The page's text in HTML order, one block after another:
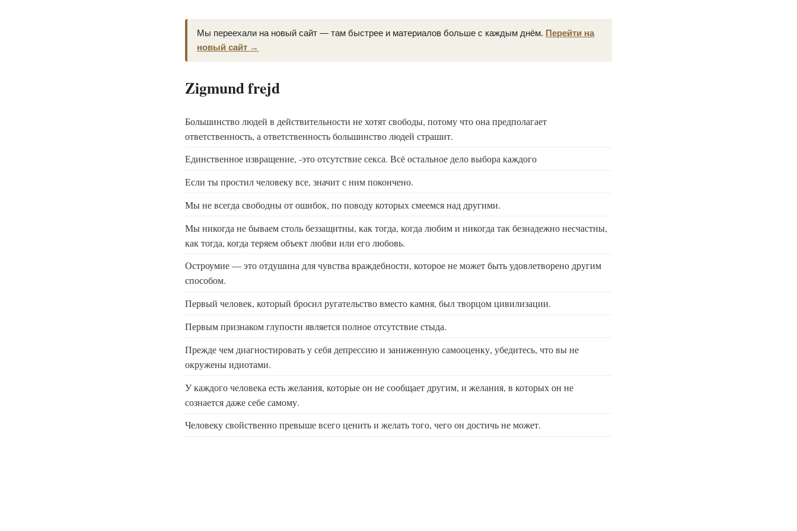
Мы переехали на новый сайт — там быстрее и материалов больше с каждым днём. Перейти на
новый сайт →
Zigmund frejd
Большинство людей в действительности не хотят свободы, потому что она предполагает
ответственность, а ответственность большинство людей страшит.
Единственное извращение, -это отсутствие секса. Всё остальное дело выбора каждого
Если ты простил человеку все, значит с ним покончено.
Мы не всегда свободны от ошибок, по поводу которых смеемся над другими.
Мы никогда не бываем столь беззащитны, как тогда, когда любим и никогда так безнадежно несчастны,
как тогда, когда теряем объект любви или его любовь.
Остроумие — это отдушина для чувства враждебности, которое не может быть удовлетворено другим
способом.
Первый человек, который бросил ругательство вместо камня, был творцом цивилизации.
Первым признаком глупости является полное отсутствие стыда.
Прежде чем диагностировать у себя депрессию и заниженную самооценку, убедитесь, что вы не
окружены идиотами.
У каждого человека есть желания, которые он не сообщает другим, и желания, в которых он не
сознается даже себе самому.
Человеку свойственно превыше всего ценить и желать того, чего он достичь не может.